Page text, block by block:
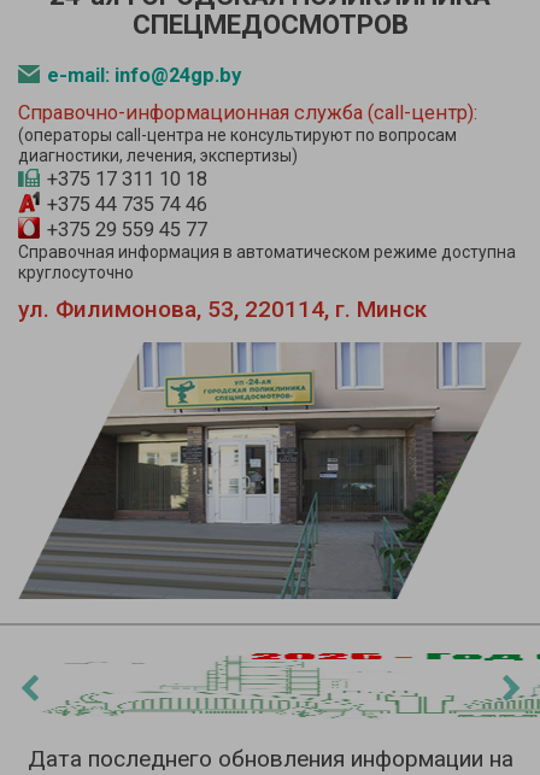
СПЕЦМЕДОСМОТРОВ
e-mail: info@24gp.by
Справочно-информационная служба (call-центр):
(операторы call-центра не консультируют по вопросам
диагностики, лечения, экспертизы)
+375 17 311 10 18
+375 44 735 74 46
+375 29 559 45 77
Справочная информация в автоматическом режиме доступна
круглосуточно
ул. Филимонова, 53, 220114, г. Минск
‹ ›
Дата последнего обновления информации на